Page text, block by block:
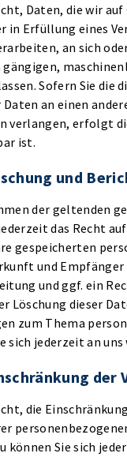
Daten, die wir
in Erfüllung eines
an sich
Sofern Sie die
an einen
verlangen, erfolgt
ist.
und
der geltenden
das Recht
gespeicherten
und Empfänger
und ggf. ein
Löschung dieser
zum Thema
sich jederzeit an uns
der
die
können Sie sich